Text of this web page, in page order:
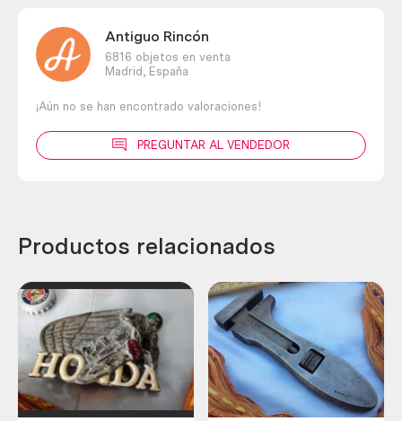
Antiguo Rincón
6816 objetos en venta
Madrid,
España
¡Aún no se han encontrado valoraciones!
PREGUNTAR AL VENDEDOR
Productos relacionados